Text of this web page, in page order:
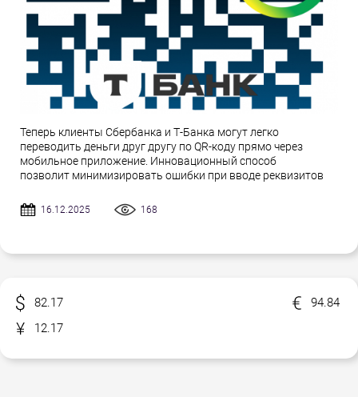
Теперь клиенты Сбербанка и Т-Банка могут легко
переводить деньги друг другу по QR-коду прямо через
мобильное приложение. Инновационный способ
позволит минимизировать ошибки при вводе реквизитов
16.12.2025 168
82.17
94.84
12.17